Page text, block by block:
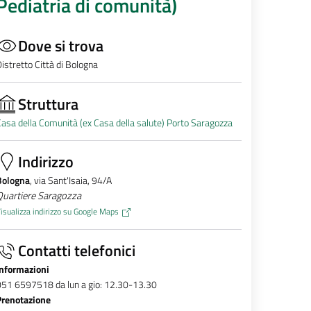
Dove si trova
Città di Bologna
Struttura
della Comunità (ex Casa della salute) Porto Saragozza
Indirizzo
, via Sant'Isaia, 94/A
Saragozza
indirizzo su Google Maps
Contatti telefonici
6597518 da lun a gio: 12.30-13.30